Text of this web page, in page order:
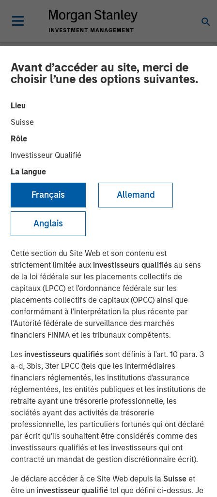
Avant d’accéder au site, merci de
choisir l’une des options suivantes.
Lieu
Suisse
Rôle
Investisseur Qualifié
La langue
Français Allemand
Anglais
Cette section du Site Web et son contenu est
strictement limitée aux investisseurs qualifiésau sens
de la loi fédérale sur les placements collectifs de
capitaux (LPCC) et l'ordonnance fédérale sur les
placements collectifs de capitaux (OPCC) ainsi que
conformément à l'interprétation la plus récente par
l'Autorité fédérale de surveillance des marchés
financiers FINMA et les tribunaux compétents.
Les investisseurs qualifiés sont définis à l'art. 10 para. 3
a-d, 3bis, 3ter LPCC (tels que les intermédiaires
financiers réglementés, les institutions d'assurance
réglementées, les entités publiques et les institutions de
retraite ayant une trésorerie professionnelle, les
sociétés ayant des activités de trésorerie
professionnelle, les particuliers fortunés qui ont déclaré
par écrit qu'ils souhaitent être considérés comme des
investisseurs qualifiés et les investisseurs qui ont
contracté un mandat de gestion discrétionnaire écrit).
Je déclare accéder à ce Site Web depuis la Suisse et
être un investisseur qualifiétel que défini ci-dessus. Je
PRIVATE MARKETS PERSPECTIVES INSIGHTS
Webinaire Perspectives des
marchés privés T3
Play
Video
Dans le webinaire de ce trimestre, nos responsables des
investissements ont examiné l'environnement des
marchés privés, partagé leurs points de vue actuels sur
les classes d'actifs et exploré les dynamiques
auxquelles les investisseurs sont confrontés dans le
domaine du crédit privé.
Portfolio Solutions Group
The Portfolio Solutions Group is a comprehensive multi-
asset business, with activity across all asset strategies
and types (traditional and alternative), through solutions
that span fully liquid (public assets), comprehensive
(public and private assets) and fully private portfolios.
Offerings are delivered via a managed portfolio or model,
in discretionary or advisory format.